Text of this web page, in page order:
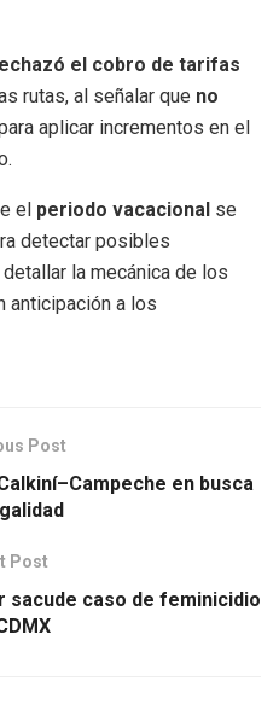
el cobro de tarifas
rutas, al señalar que no
aplicar incrementos en el
el periodo vacacional se
detectar posibles
la mecánica de los
anticipación a los
Post
en busca
Post
sacude caso de feminicidio